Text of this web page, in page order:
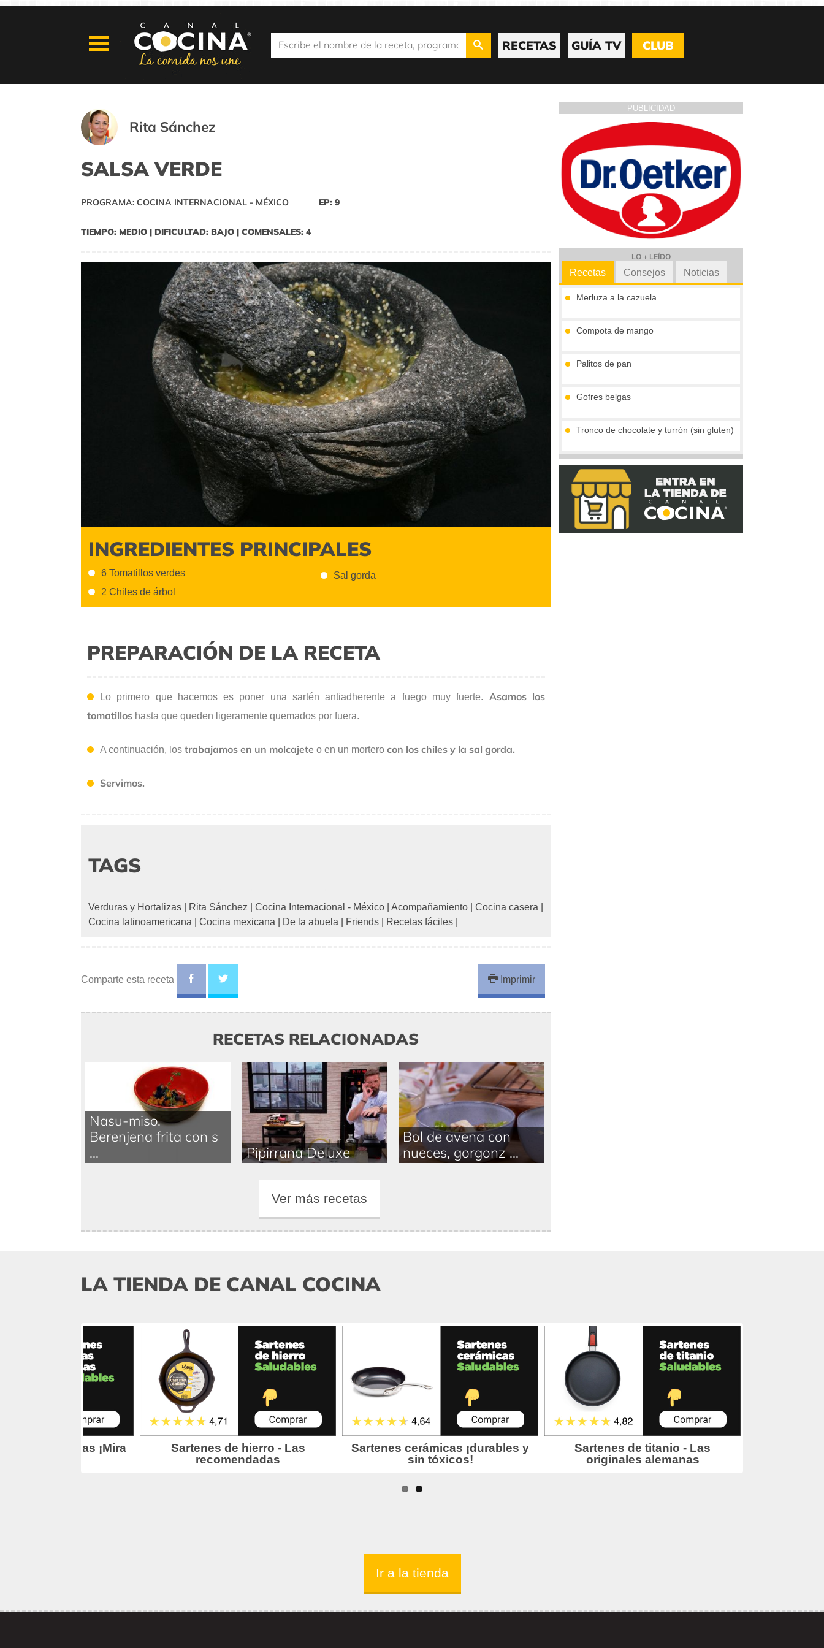
RECETAS GUÍA TV CLUB
Rita Sánchez
SALSA VERDE
PROGRAMA: COCINA INTERNACIONAL - MÉXICO EP: 9
TIEMPO: MEDIO | DIFICULTAD: BAJO | COMENSALES: 4
INGREDIENTES PRINCIPALES
6 Tomatillos verdes
2 Chiles de árbol
Sal gorda
PREPARACIÓN DE LA RECETA
Lo primero que hacemos es poner una sartén antiadherente a fuego muy fuerte.
Asamos los
tomatillos hasta que queden ligeramente quemados por fuera.
A continuación, los trabajamos en un molcajete o en un mortero con los chiles y la sal gorda.
Servimos.
TAGS
Verduras y Hortalizas Rita Sánchez Cocina Internacional - México Acompañamiento Cocina casera
Cocina latinoamericana
Cocina mexicana De la abuela Friends Recetas fáciles
Comparte esta receta Imprimir
RECETAS RELACIONADAS
Nasu-miso.
Berenjena frita con s
...
Pipirrana Deluxe
Bol de avena con
nueces, gorgonz ...
Ver más recetas
PUBLICIDAD
LO + LEÍDO
Recetas
Merluza a la cazuela
Compota de mango
Palitos de pan
Gofres belgas
Tronco de chocolate y turrón (sin gluten)
Vieiras con jamón y reducción al cava
Consejos Noticias
LA TIENDA DE CANAL COCINA
Ir a la tienda